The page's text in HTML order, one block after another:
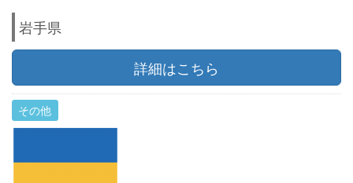
岩手県
詳細はこちら
その他